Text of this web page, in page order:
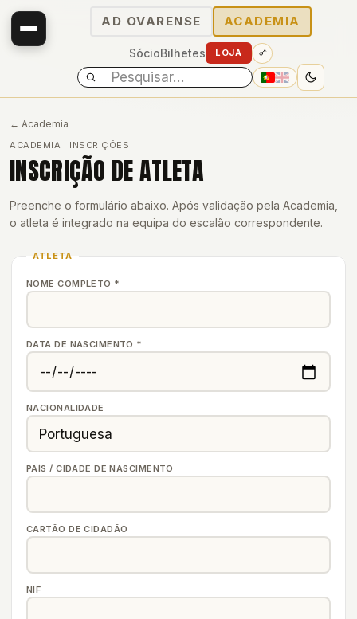
AD OVARENSE ACADEMIA
SócioBilhetes LOJA
← Academia
ACADEMIA · INSCRIÇÕES
INSCRIÇÃO DE ATLETA
Preenche o formulário abaixo. Após validação pela Academia,
o atleta é integrado na equipa do escalão correspondente.
ATLETA
NOME COMPLETO *
DATA DE NASCIMENTO *
NACIONALIDADE
PAÍS / CIDADE DE NASCIMENTO
CARTÃO DE CIDADÃO
NIF